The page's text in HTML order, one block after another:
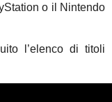
o il Nintendo
l’elenco di titoli